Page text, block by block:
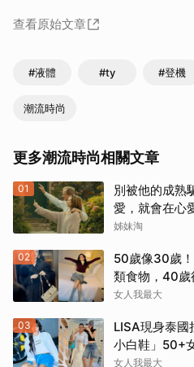
查看原始文章
#液體 #ty #登機
潮流時尚
更多潮流時尚相關文章
01
別被他的成熟
愛，就會在心
姊妹淘
02
50歲像30歲
類食物，40歲
女人我最大
03
LISA現身泰國
小白鞋」50+
走！
女人我最大